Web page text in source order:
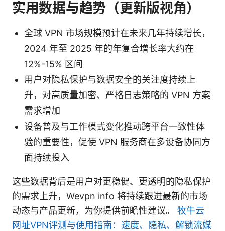
实用数据与趋势（更新版视角）
全球 VPN 市场规模预计在未来几年持续增长，
2024 年至 2025 年的年复合增长率大约在
12%-15% 区间
用户对隐私保护与数据安全的关注度持续上
升，对高质量加密、严格日志策略的 VPN 方案
需求增加
设备普及与工作模式变化推动跨平台一致性体
验的重要性，促使 VPN 服务商在多设备协同方
面持续投入
这些数据背后是用户对更稳健、更透明的隐私保护
的需求上升，Wevpn info 将持续跟进最新的市场
动态与产品更新，为你提供前瞻性建议。 牧牛云
网址VPN评测与使用指南：速度、隐私、解锁流媒